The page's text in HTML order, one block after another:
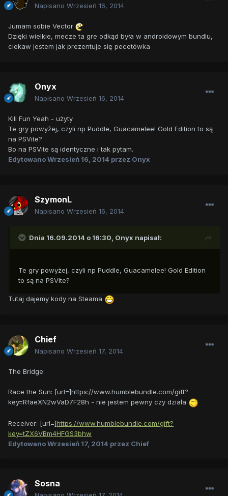
Napisano Wrzesień 16, 2014
Jumam sobie Vector
Dzięki wielkie, mecze ta gre odkąd była w androidowym bundlu,
ciekaw jestem jak prezentuje się pecetówka
Onyx
Napisano Wrzesień 16, 2014
Kill Fun Yeah - użyty
Te gry powyżej, czyli np Puddle, Guacamelee! Gold Edition to są
na PSVite?
Bo na PSVite są identyczne i tak pytam.
EdytowanoWrzesień 16, 2014 przez Onyx
SzymonL
Napisano Wrzesień 16, 2014
Dnia 16.09.2014 o 16:30, Onyx napisał:
Te gry powyżej, czyli np Puddle, Guacamelee! Gold Edition
to są na PSVite?
Tutaj dajemy kody na Steama
Chief
Napisano Wrzesień 17, 2014
The Bridge:
Race the Sun: [url=]https://www.humblebundle.com/gift?
key=RfaeXN2wVaD7F28h - nie jestem pewny czy działa
Receiver: [url=]https://www.humblebundle.com/gift?
key=tZX6VBm4HFGS3bhw
EdytowanoWrzesień 17, 2014 przez Chief
Sosna